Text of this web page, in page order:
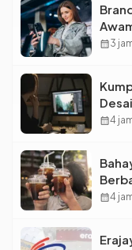
calendar_month3
calendar_month4
calendar_month4